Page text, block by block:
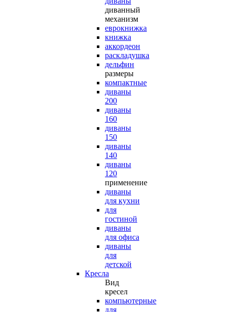
диванный
механизм
еврокнижка
книжка
аккордеон
раскладушка
дельфин
размеры
компактные
диваны
200
диваны
160
диваны
150
диваны
140
диваны
120
применение
диваны
для кухни
для
гостиной
диваны
для офиса
диваны
для
детской
Кресла
Вид
кресел
компьютерные
для